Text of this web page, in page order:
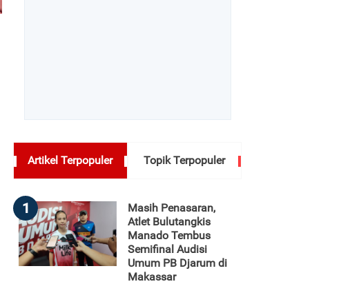
Artikel Terpopuler Topik Terpopuler
1
Masih Penasaran,
Atlet Bulutangkis
Manado Tembus
Semifinal Audisi
Umum PB Djarum di
Makassar